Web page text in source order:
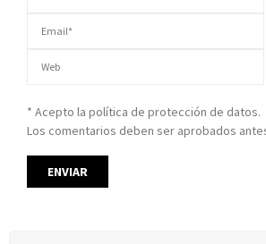
* Acepto la política de protección de datos.
Los comentarios deben ser aprobados